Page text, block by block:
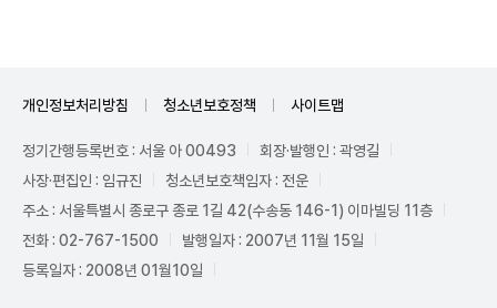
개인정보처리방침 청소년보호정책 사이트맵
정기간행등록번호 : 서울 아 00493
회장·발행인 : 곽영길
사장·편집인 : 임규진
청소년보호책임자 : 전운
주소 : 서울특별시 종로구 종로 1길 42(수송동 146-1) 이마빌딩 11층
전화 : 02-767-1500
발행일자 : 2007년 11월 15일
등록일자 : 2008년 01월10일